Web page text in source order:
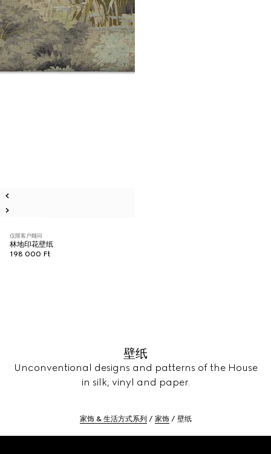
仅限客户顾问
林地印花壁纸
198 000 Ft
壁纸
Unconventional designs and patterns of the House
in silk, vinyl and paper.
家饰 & 生活方式系列 家饰 壁纸